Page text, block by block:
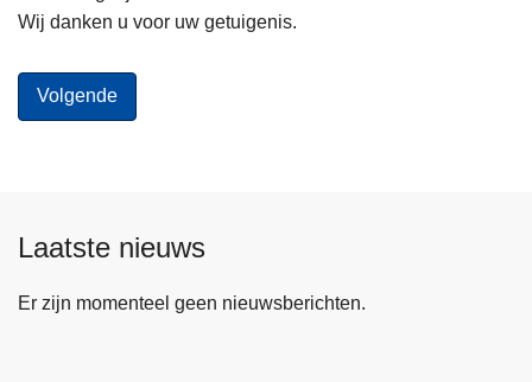
Wij danken u voor uw getuigenis.
Laatste nieuws
Er zijn momenteel geen nieuwsberichten.